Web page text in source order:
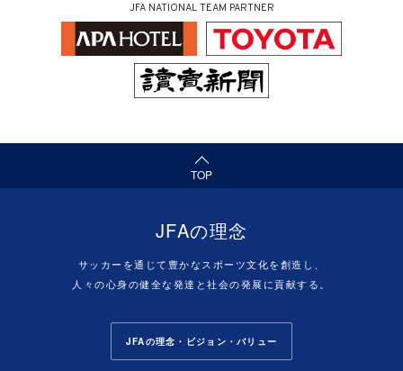
JFA NATIONAL TEAM PARTNER
TOP
（ページの先頭へ）
JFAの理念
サッカーを通じて豊かなスポーツ文化を創造し、
人々の心身の健全な発達と社会の発展に貢献する。
JFAの理念・ビジョン・バリュー